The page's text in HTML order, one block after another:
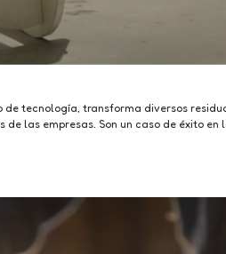
de tecnología, transforma diversos
las empresas. Son un caso de éxito